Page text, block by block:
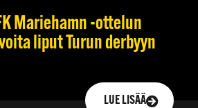
Mariehamn -ottelun
liput Turun derbyyn
LUE LISÄÄ